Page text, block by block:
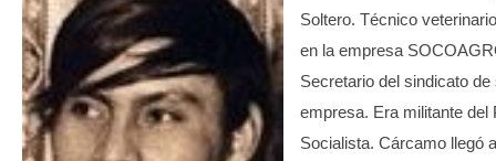
Soltero. Técnico
en la empresa
Secretario del sindicato de
empresa. Era militante del
Socialista. Cárcamo llegó